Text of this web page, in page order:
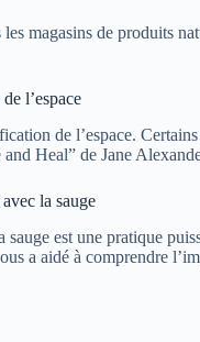
magasins de produits
l’espace
de l’espace.
Heal” de Jane
la sauge
est une pratique
a aidé à comprendre